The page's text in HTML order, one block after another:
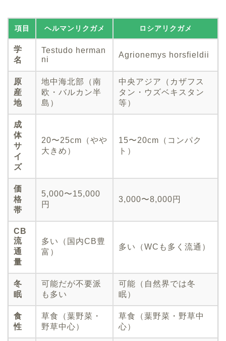
項目 ヘルマンリクガメ ロシアリクガメ
学
名
Testudo herman
ni
Agrionemys horsfieldii
原
産
地
地中海北部（南
欧・バルカン半
島）
中央アジア（カザフス
タン・ウズベキスタン
等）
成
体
サ
イ
ズ
20〜25cm（やや
大きめ）
15〜20cm（コンパク
ト）
価
格
帯
5,000〜15,000
円
3,000〜8,000円
CB
流
通
量
多い（国内CB豊
富）
多い（WCも多く流通）
冬
眠
可能だが不要派
も多い
可能（自然界では冬
眠）
食
性
草食（葉野菜・
野草中心）
草食（葉野菜・野草中
心）